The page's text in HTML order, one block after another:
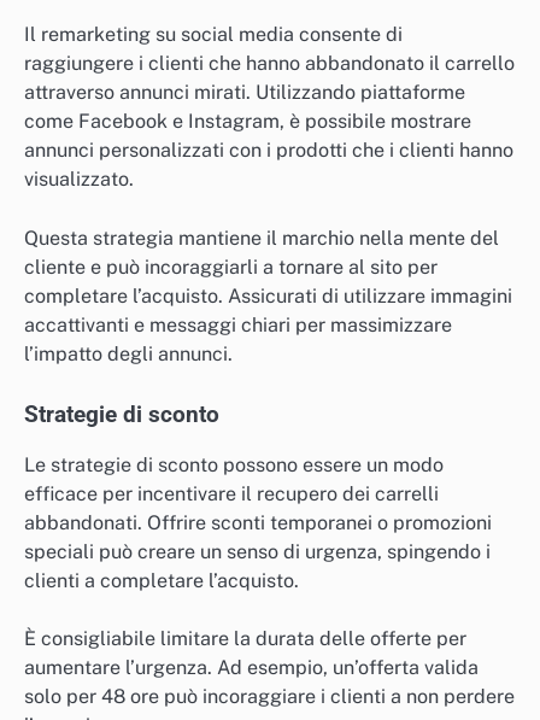
Il remarketing su social media consente di
raggiungere i clienti che hanno abbandonato il carrello
attraverso annunci mirati. Utilizzando piattaforme
come Facebook e Instagram, è possibile mostrare
annunci personalizzati con i prodotti che i clienti hanno
visualizzato.
Questa strategia mantiene il marchio nella mente del
cliente e può incoraggiarli a tornare al sito per
completare l’acquisto. Assicurati di utilizzare immagini
accattivanti e messaggi chiari per massimizzare
l’impatto degli annunci.
Strategie di sconto
Le strategie di sconto possono essere un modo
efficace per incentivare il recupero dei carrelli
abbandonati. Offrire sconti temporanei o promozioni
speciali può creare un senso di urgenza, spingendo i
clienti a completare l’acquisto.
È consigliabile limitare la durata delle offerte per
aumentare l’urgenza. Ad esempio, un’offerta valida
solo per 48 ore può incoraggiare i clienti a non perdere